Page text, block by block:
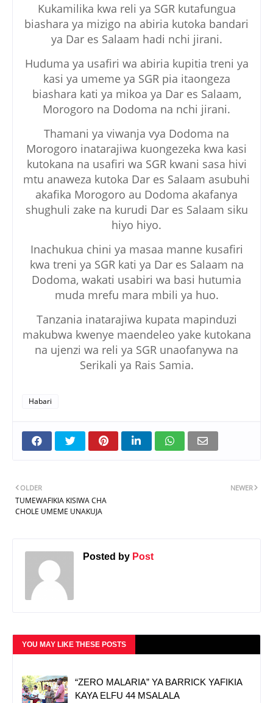
Kukamilika kwa reli ya SGR kutafungua
biashara ya mizigo na abiria kutoka bandari
ya Dar es Salaam hadi nchi jirani.
Huduma ya usafiri wa abiria kupitia treni ya
kasi ya umeme ya SGR pia itaongeza
biashara kati ya mikoa ya Dar es Salaam,
Morogoro na Dodoma na nchi jirani.
Thamani ya viwanja vya Dodoma na
Morogoro inatarajiwa kuongezeka kwa kasi
kutokana na usafiri wa SGR kwani sasa hivi
mtu anaweza kutoka Dar es Salaam asubuhi
akafika Morogoro au Dodoma akafanya
shughuli zake na kurudi Dar es Salaam siku
hiyo hiyo.
Inachukua chini ya masaa manne kusafiri
kwa treni ya SGR kati ya Dar es Salaam na
Dodoma, wakati usabiri wa basi hutumia
muda mrefu mara mbili ya huo.
Tanzania inatarajiwa kupata mapinduzi
makubwa kwenye maendeleo yake kutokana
na ujenzi wa reli ya SGR unaofanywa na
Serikali ya Rais Samia.
Habari
NEWER
OLDER
TUMEWAFIKIA KISIWA CHA
CHOLE UMEME UNAKUJA
Posted by Post
YOU MAY LIKE THESE POSTS
“ZERO MALARIA” YA BARRICK YAFIKIA
KAYA ELFU 44 MSALALA